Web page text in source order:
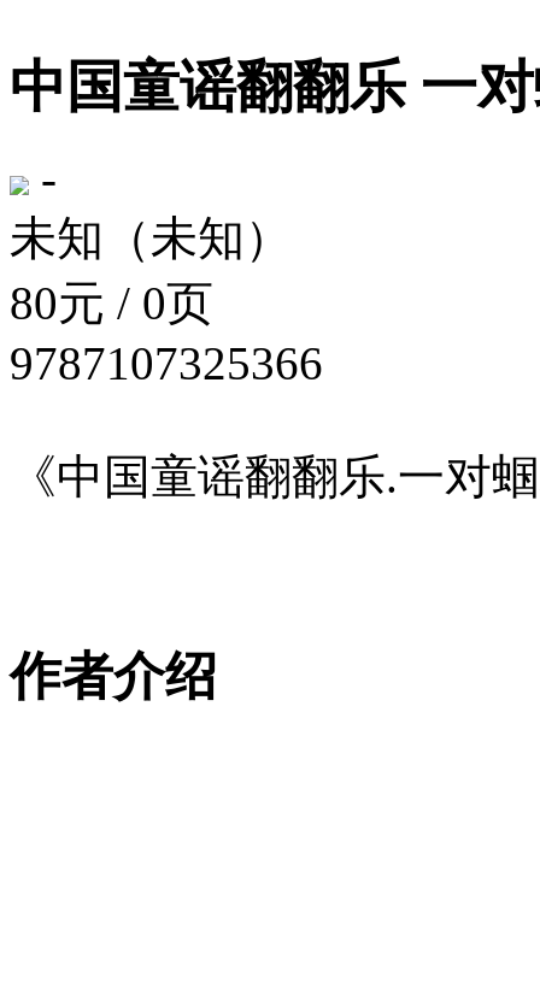
中国童谣翻翻乐 一
-
未知（未知）
80元 / 0页
9787107325366
《中国童谣翻翻乐.一对
作者介绍